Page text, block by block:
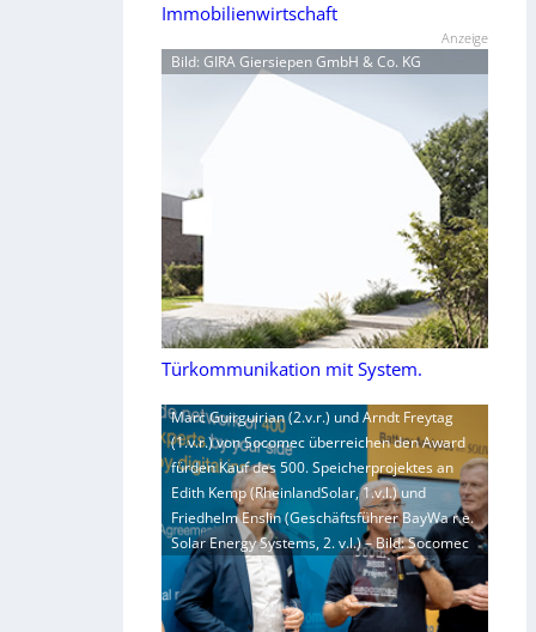
Immobilienwirtschaft
Anzeige
Bild: GIRA Giersiepen GmbH & Co. KG
Türkommunikation mit System.
Marc Guirguirian (2.v.r.) und Arndt Freytag
(1.v.r.) von Socomec überreichen den Award
fürden Kauf des 500. Speicherprojektes an
Edith Kemp (RheinlandSolar, 1.v.l.) und
Friedhelm Enslin (Geschäftsführer BayWa r.e.
Solar Energy Systems, 2. v.l.) – Bild: Socomec